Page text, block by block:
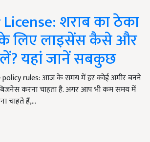
शराब का ठेका
लिए लाइसेंस कैसे और
यहां जानें सबकुछ
policy rules: आज के समय में हर कोई अमीर बनने
करना चाहता है. अगर आप भी कम समय में
चाहते हैं,…